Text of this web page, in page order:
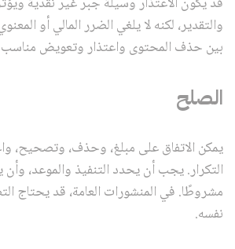
والتقدير، لكنه لا يلغي الضرر المالي أو
بين حذف المحتوى واعتذار وتعويض مناسب
الصلح
يمكن الاتفاق على مبلغ، وحذف، وتصحيح،
التكرار. يجب أن يحدد التنفيذ والموعد، وأن
مشروطًا. في المنشورات العامة، قد يحتاج
نفسه.